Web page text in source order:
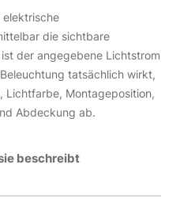
die sichtbare
der angegebene Lichtstrom
tatsächlich wirkt,
Lichtfarbe, Montageposition,
Abdeckung ab.
beschreibt